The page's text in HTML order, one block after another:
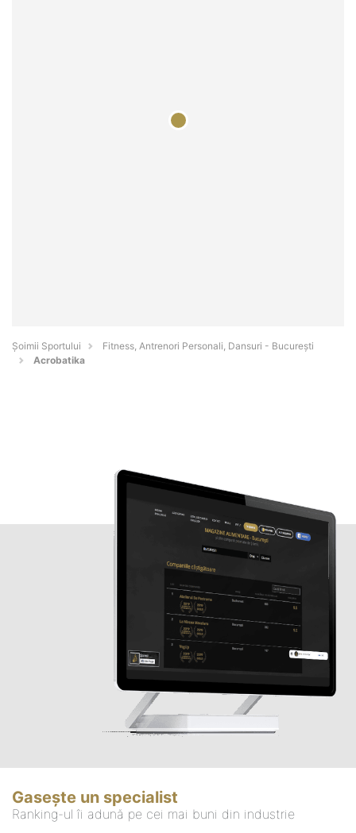
Șoimii Sportului
Fitness, Antrenori Personali, Dansuri - Bucureşti
Acrobatika
Gasește un specialist
Ranking-ul îi adună pe cei mai buni din industrie